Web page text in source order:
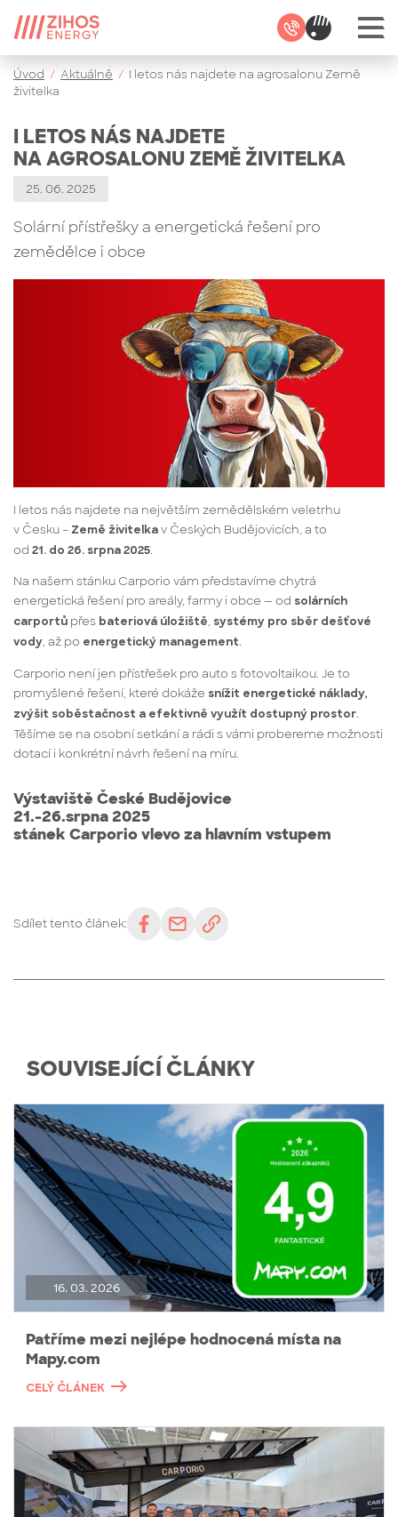
Úvod / Aktuálně / I letos nás najdete na agrosalonu Země
živitelka
I LETOS NÁS NAJDETE
NA AGROSALONU ZEMĚ ŽIVITELKA
25. 06. 2025
Solární přístřešky a energetická řešení pro
zemědělce i obce
I letos nás najdete na největším zemědělském veletrhu
v Česku – Země živitelka v Českých Budějovicích, a to
od 21. do 26. srpna 2025.
Na našem stánku Carporio vám představíme chytrá
energetická řešení pro areály, farmy i obce — od solárních
carportů přes bateriová úložiště, systémy pro sběr dešťové
vody, až po energetický management.
Carporio není jen přístřešek pro auto s fotovoltaikou. Je to
promyšlené řešení, které dokáže snížit energetické náklady,
zvýšit soběstačnost a efektivně využít dostupný prostor.
Těšíme se na osobní setkání a rádi s vámi probereme možnosti
dotací i konkrétní návrh řešení na míru.
Výstaviště České Budějovice
21.-26.srpna 2025
stánek Carporio vlevo za hlavním vstupem
Sdílet tento článek:
SOUVISEJÍCÍ ČLÁNKY
16. 03. 2026
Patříme mezi nejlépe hodnocená místa na
Mapy.com
CELÝ ČLÁNEK